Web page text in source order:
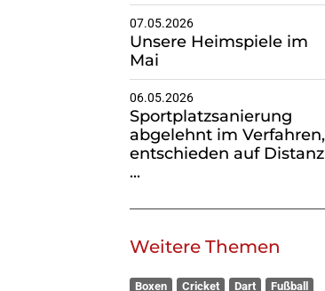
07.05.2026
Unsere Heimspiele im
Mai
06.05.2026
Sportplatzsanierung
abgelehnt im Verfahren,
entschieden auf Distanz
Weitere Themen
Boxen Cricket Dart
Fußball